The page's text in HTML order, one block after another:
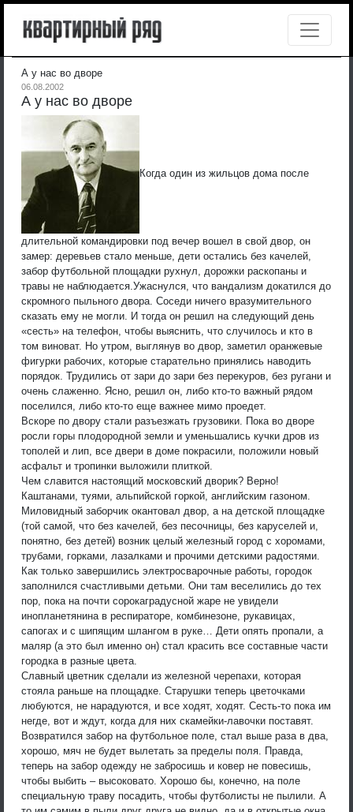
А у нас во дворе
06.08.2002
А у нас во дворе
Когда один из жильцов дома после
длительной командировки под вечер вошел в свой двор, он
замер: деревьев стало меньше, дети остались без качелей,
забор футбольной площадки рухнул, дорожки раскопаны и
травы не наблюдается. Ужаснулся, что вандализм докатился до
скромного пыльного двора. Соседи ничего вразумительного
сказать ему не могли. И тогда он решил на следующий день
«сесть» на телефон, чтобы выяснить, что случилось и кто в
том виноват. Но утром, выглянув во двор, заметил оранжевые
фигурки рабочих, которые старательно принялись наводить
порядок. Трудились от зари до зари без перекуров, без ругани и
очень слаженно. Ясно, решил он, либо кто-то важный рядом
поселился, либо кто-то еще важнее мимо проедет.
Вскоре по двору стали разъезжать грузовики. Пока во дворе
росли горы плодородной земли и уменьшались кучки дров из
тополей и лип, все двери в доме покрасили, положили новый
асфальт и тропинки выложили плиткой.
Чем славится настоящий московский дворик? Верно!
Каштанами, туями, альпийской горкой, английским газоном.
Миловидный заборчик окантовал двор, а на детской площадке
(той самой, что без качелей, без песочницы, без каруселей и,
понятно, без детей) возник целый железный город с хоромами,
трубами, горками, лазалками и прочими детскими радостями.
Как только завершились электросварочные работы, городок
заполнился счастливыми детьми. Они там веселились до тех
пор, пока на почти сорокаградусной жаре не увидели
инопланетянина в респираторе, комбинезоне, рукавицах,
сапогах и с шипящим шлангом в руке… Дети опять пропали, а
маляр (а это был именно он) стал красить все составные части
городка в разные цвета.
Славный цветник сделали из железной черепахи, которая
стояла раньше на площадке. Старушки теперь цветочками
любуются, не нарадуются, и все ходят, ходят. Сесть-то пока им
негде, вот и ждут, когда для них скамейки-лавочки поставят.
Возвратился забор на футбольное поле, стал выше раза в два,
хорошо, мяч не будет вылетать за пределы поля. Правда,
теперь на забор одежду не забросишь и ковер не повесишь,
чтобы выбить – высоковато. Хорошо бы, конечно, на поле
специальную траву посадить, чтобы футболисты не пылили. А